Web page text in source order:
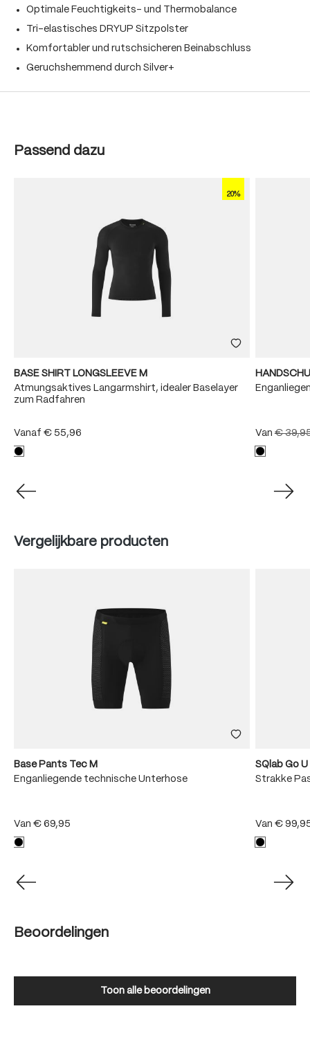
Optimale Feuchtigkeits- und Thermobalance
Tri-elastisches DRYUP Sitzpolster
Komfortabler und rutschsicheren Beinabschluss
Geruchshemmend durch Silver+
Produktgalerie überspringen
Passend dazu
20%
BASE SHIRT LONGSLEEVE M
Atmungsaktives Langarmshirt, idealer Baselayer
zum Radfahren
Vanaf € 55,96 Van€
Produktgalerie überspringen
Vergelijkbare producten
Base Pants Tec M
Enganliegende technische Unterhose
Van € 69,95
SQlab Go U
Strakke
Van €
Beoordelingen
Toon alle beoordelingen